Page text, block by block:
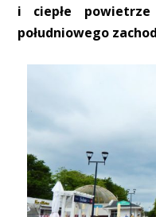
i ciepłe
południowego